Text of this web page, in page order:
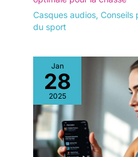
Casques audios, Conseils
du sport
Jan
28
2025